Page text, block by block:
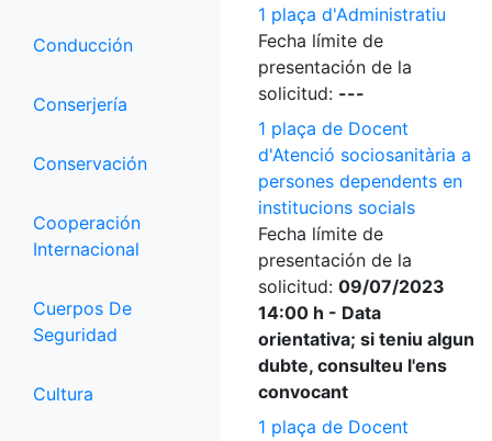
Conducción
Conserjería
Conservación
Cooperación
Internacional
Cuerpos De
Seguridad
Cultura
1 plaça d'Administratiu
Fecha límite de
presentación de la
solicitud: ---
1 plaça de Docent
d'Atenció sociosanitària a
persones dependents en
institucions socials
Fecha límite de
presentación de la
solicitud: 09/07/2023
14:00 h - Data
orientativa; si teniu algun
dubte, consulteu l'ens
convocant
1 plaça de Docent